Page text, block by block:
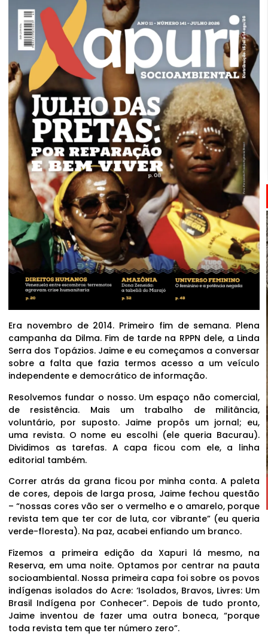
Era novembro de 2014. Primeiro fim de semana. Plena
campanha da Dilma. Fim de tarde na RPPN dele, a Linda
Serra dos Topázios. Jaime e eu começamos a conversar
sobre a falta que fazia termos acesso a um veículo
independente e democrático de informação.
Resolvemos fundar o nosso. Um espaço não comercial,
de resistência. Mais um trabalho de militância,
voluntário, por suposto. Jaime propôs um jornal; eu,
uma revista. O nome eu escolhi (ele queria Bacurau).
Dividimos as tarefas. A capa ficou com ele, a linha
editorial também.
Correr atrás da grana ficou por minha conta. A paleta
de cores, depois de larga prosa, Jaime fechou questão
– “nossas cores vão ser o vermelho e o amarelo, porque
revista tem que ter cor de luta, cor vibrante” (eu queria
verde-floresta). Na paz, acabei enfiando um branco.
Fizemos a primeira edição da Xapuri lá mesmo, na
Reserva, em uma noite. Optamos por centrar na pauta
socioambiental. Nossa primeira capa foi sobre os povos
indígenas isolados do Acre: ‘Isolados, Bravos, Livres: Um
Brasil Indígena por Conhecer”. Depois de tudo pronto,
Jaime inventou de fazer uma outra boneca, “porque
toda revista tem que ter número zero”.